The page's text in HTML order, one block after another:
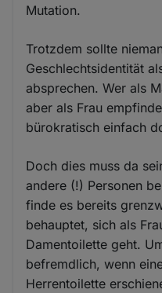
Mutation.
Trotzdem sollte
Geschlechtsidentität
absprechen. Wer als
aber als Frau
bürokratisch einfach
Doch dies muss da
andere (!) Personen
finde es bereits
behauptet, sich als
Damentoilette geht.
befremdlich, wenn
Herrentoilette